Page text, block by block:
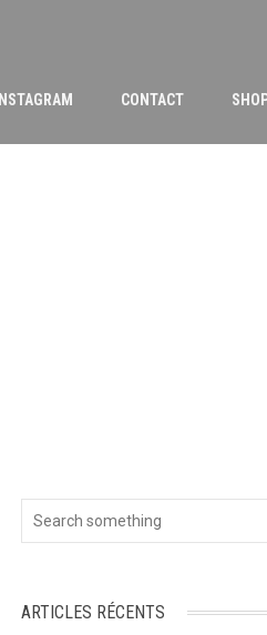
INSTAGRAM CONTACT
ARTICLES RÉCENTS